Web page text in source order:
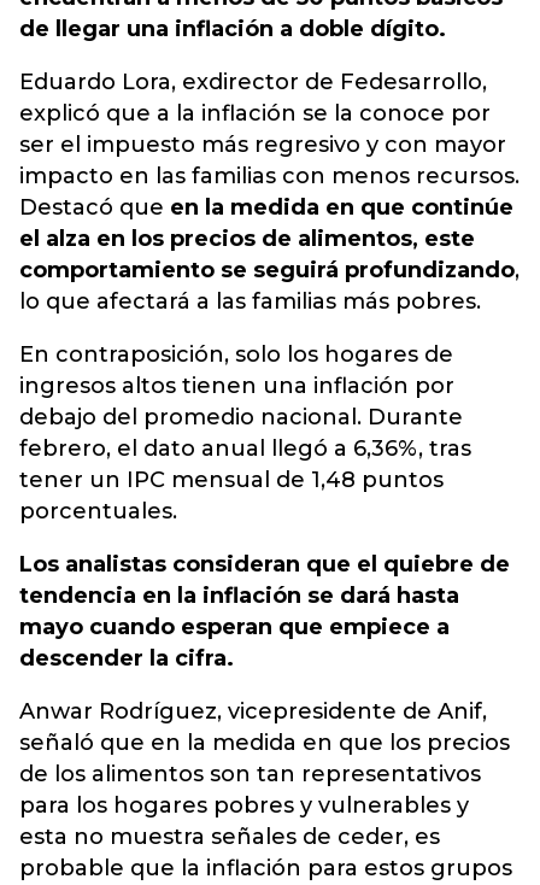
de llegar una inflación a doble dígito.
Eduardo Lora, exdirector de Fedesarrollo,
explicó que a la inflación se la conoce por
ser el impuesto más regresivo y con mayor
impacto en las familias con menos recursos.
Destacó que en la medida en que continúe
el alza en los precios de alimentos, este
comportamiento se seguirá profundizando,
lo que afectará a las familias más pobres.
En contraposición, solo los hogares de
ingresos altos tienen una inflación por
debajo del promedio nacional. Durante
febrero, el dato anual llegó a 6,36%, tras
tener un IPC mensual de 1,48 puntos
porcentuales.
Los analistas consideran que el quiebre de
tendencia en la inflación se dará hasta
mayo cuando esperan que empiece a
descender la cifra.
Anwar Rodríguez, vicepresidente de Anif,
señaló que en la medida en que los precios
de los alimentos son tan representativos
para los hogares pobres y vulnerables y
esta no muestra señales de ceder, es
probable que la inflación para estos grupos